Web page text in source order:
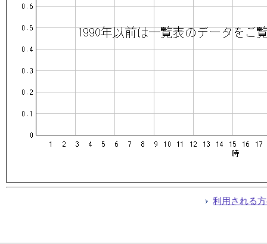
利用される